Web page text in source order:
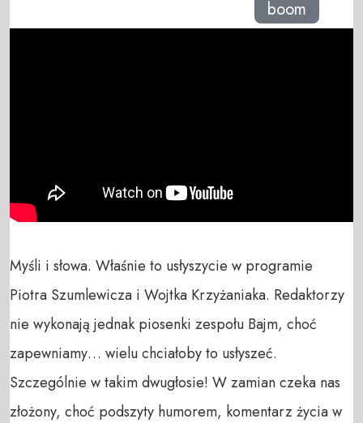
boom
Myśli i słowa. Właśnie to usłyszycie w programie
Piotra Szumlewicza i Wojtka Krzyżaniaka. Redaktorzy
nie wykonają jednak piosenki zespołu Bajm, choć
zapewniamy… wielu chciałoby to usłyszeć.
Szczególnie w takim dwugłosie! W zamian czeka nas
złożony, choć podszyty humorem, komentarz życia w